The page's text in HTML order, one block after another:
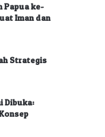
Papua ke-
Iman dan
Strategis
Dibuka: